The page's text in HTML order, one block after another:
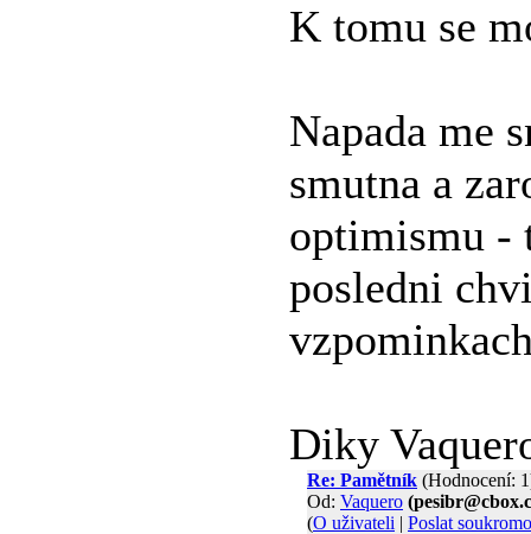
K tomu se
Napada me
smutna a
optimismu -
posledni
Diky
Re: Pamětník (Hodnocení:
Od: Vaquero
(O uživateli | Poslat